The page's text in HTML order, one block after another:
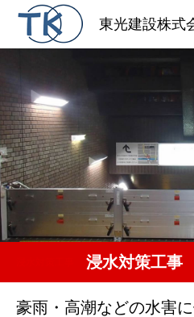
東光建設株式
浸水対策工事
豪雨・高潮などの水害